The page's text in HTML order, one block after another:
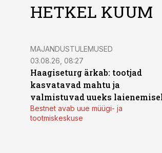
HETKEL KUUM
MAJANDUSTULEMUSED
03.08.26, 08:27
Haagiseturg ärkab: tootjad
kasvatavad mahtu ja
valmistuvad uueks
Bestnet avab uue müügi- ja
tootmiskeskuse